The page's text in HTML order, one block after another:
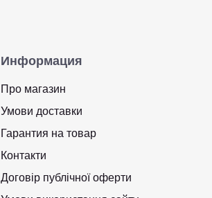
Информация
Про магазин
Умови доставки
Гарантия на товар
Контакти
Договір публічної оферти